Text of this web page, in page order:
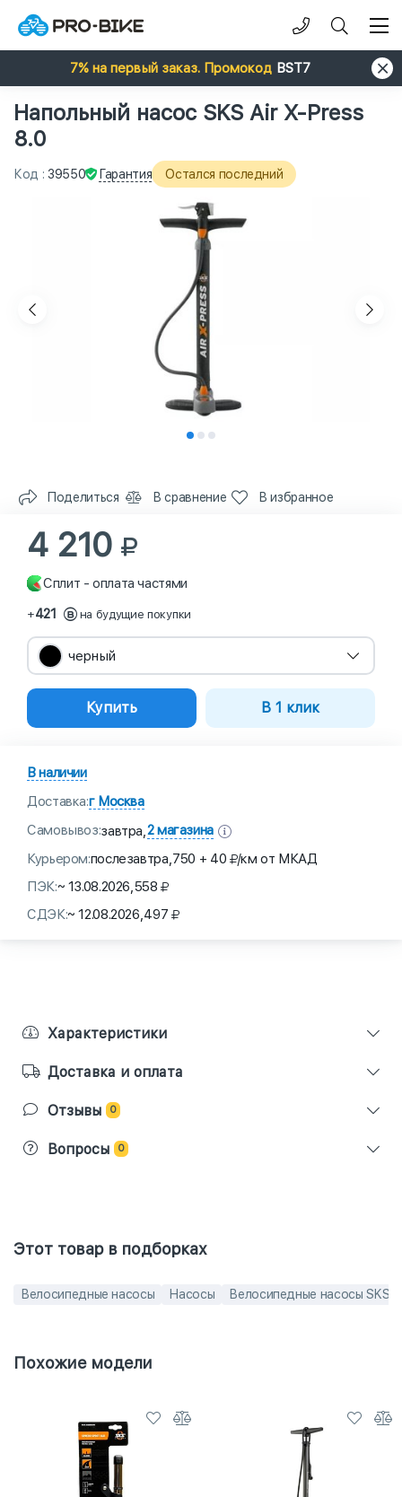
7% на первый заказ. Промокод BST7
Напольный насос SKS Air X-Press
8.0
Код : 39550 Гарантия Остался последний
Поделиться В сравнение В избранное
4 210
Сплит - оплата частями
+421 на будущие покупки
черный
Купить В 1 клик
В наличии
Доставка:г Москва
Самовывоз:завтра, 2 магазина
Курьером:послезавтра,750 + 40
/км от МКАД
ПЭК:~ 13.08.2026,558
СДЭК:~ 12.08.2026,497
Характеристики
Доставка и оплата
Отзывы 0
Вопросы 0
Этот товар в подборках
Велосипедные насосы Насосы Велосипедные насосы SKS
Похожие модели